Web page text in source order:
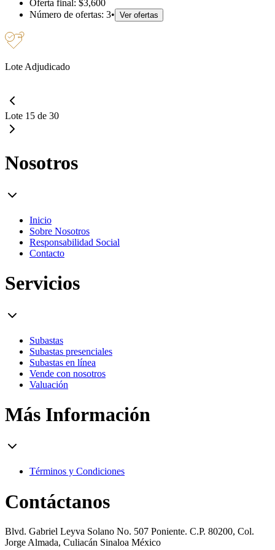
Oferta final: $3,600
Número de ofertas: 3• Ver ofertas
Lote Adjudicado
Lote 15 de 30
Nosotros
Inicio
Sobre Nosotros
Responsabilidad Social
Contacto
Servicios
Subastas
Subastas presenciales
Subastas en línea
Vende con nosotros
Valuación
Más Información
Términos y Condiciones
Contáctanos
Blvd. Gabriel Leyva Solano No. 507 Poniente. C.P. 80200, Col.
Jorge Almada, Culiacán Sinaloa México